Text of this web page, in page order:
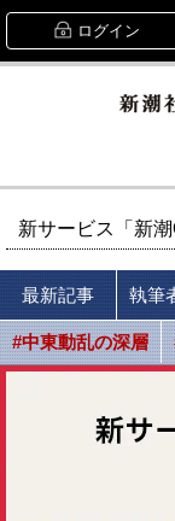
ログイン
新サービス「新
最新記事 執筆
#中東動乱の深層